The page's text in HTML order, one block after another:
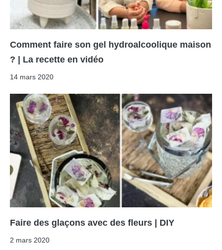
Comment faire son gel hydroalcoolique maison
? | La recette en vidéo
14 mars 2020
Faire des glaçons avec des fleurs | DIY
2 mars 2020